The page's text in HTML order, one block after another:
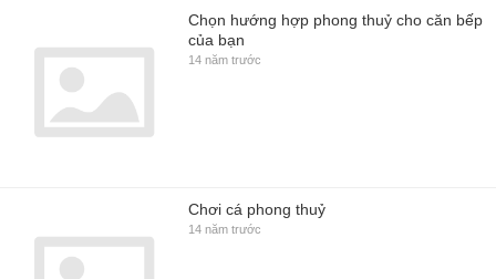
Chọn hướng hợp phong thuỷ cho căn bếp
của bạn
14 năm trước
Chơi cá phong thuỷ
14 năm trước